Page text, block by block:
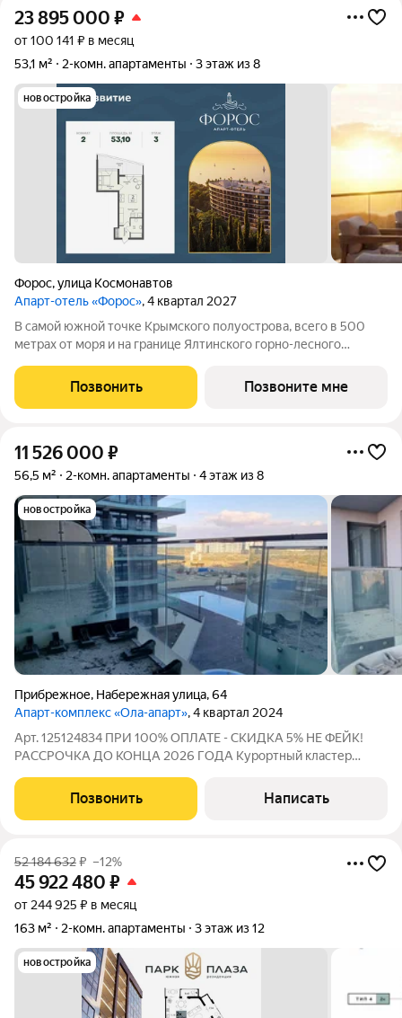
23 895 000 ₽
от 100 141 ₽ в месяц
53,1 м²
2-комн. апартаменты 3 этаж из 8
новостройка
Форос,улица Космонавтов
Апарт-отель «Форос», 4 квартал 2027
В самой южной точке Крымского полуострова, всего в 500
метрах от моря и на границе Ялтинского горно-лесного
53.1 кв. м без отделки. Апартамент расположен на 3 этаже в
премиальном апарт-комплексе
Позвонить Позвоните мне
11 526 000 ₽
56,5 м² 2-комн. апартаменты 4 этаж из 8
новостройка
Прибрежное, Набережная улица,64
Апарт-комплекс «Ола-апарт», 4 квартал 2024
Арт. 125124834 ПРИ 100% ОПЛАТЕ - СКИДКА 5% НЕ ФЕЙК!
РАССРОЧКА ДО КОНЦА 2026 ГОДА Курортный кластер
Цена ниже застройщика Ипотека Полная стоимость в ДКП
Готовые апартаменты с ключами на первой
Позвонить Написать
52 184 632₽ –12%
45 922 480 ₽
от 244 925 ₽ в месяц
163 м²
2-комн. апартаменты 3 этаж из 12
новостройка